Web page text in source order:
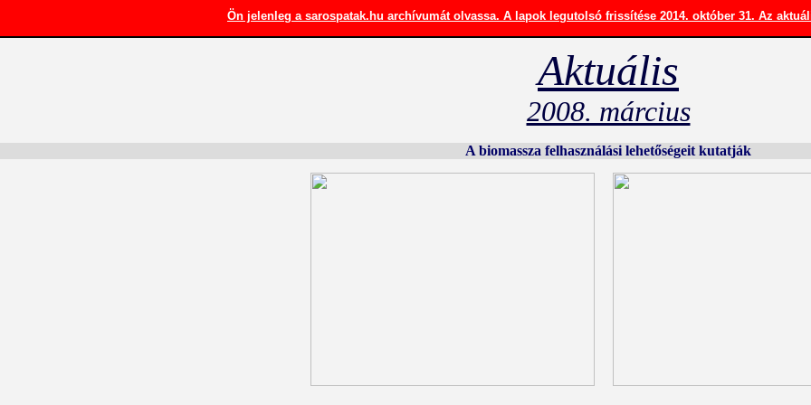
Ön jelenleg a sarospatak.hu archívumát olvassa. A lapok legutolsó frissítése 2014. október 31. Az
Aktuális
2008. március
A biomassza felhasználási lehetőségeit kutatják